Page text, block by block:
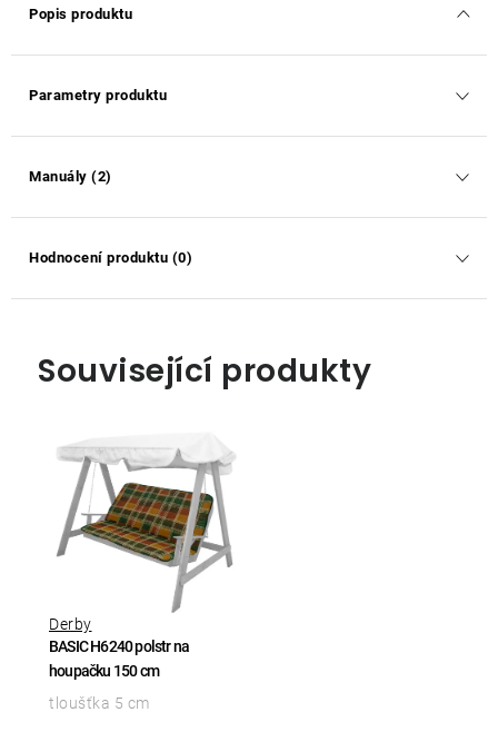
Popis produktu
Parametry produktu
Manuály (2)
Hodnocení produktu (0)
Související produkty
BASIC H6240 polstr na
houpačku 150 cm
Derby
tloušťka 5 cm